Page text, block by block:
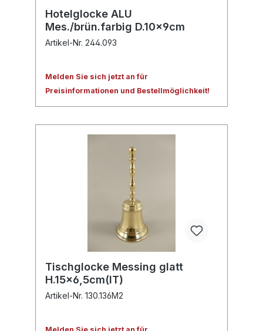
Hotelglocke ALU
Mes./brün.farbig D.10x9cm
Artikel-Nr. 244.093
Melden Sie sich jetzt an für
Preisinformationen und Bestellmöglichkeit!
Tischglocke Messing glatt
H.15x6,5cm(IT)
Artikel-Nr. 130.136M2